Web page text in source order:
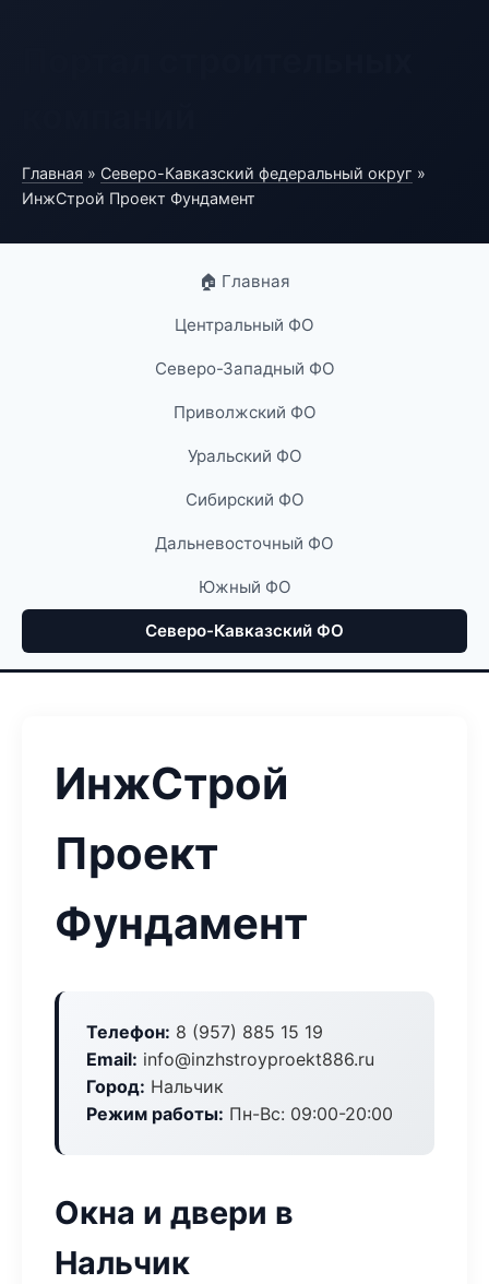
Главная » Северо-Кавказский федеральный округ »
ИнжСтрой Проект Фундамент
🏠 Главная
Центральный ФО
Северо-Западный ФО
Приволжский ФО
Уральский ФО
Сибирский ФО
Дальневосточный ФО
Южный ФО
Северо-Кавказский ФО
ИнжСтрой
Проект
Фундамент
Телефон: 8 (957) 885 15 19
Email: info@inzhstroyproekt886.ru
Город: Нальчик
Режим работы: Пн-Вс: 09:00-20:00
Окна и двери в
Нальчик